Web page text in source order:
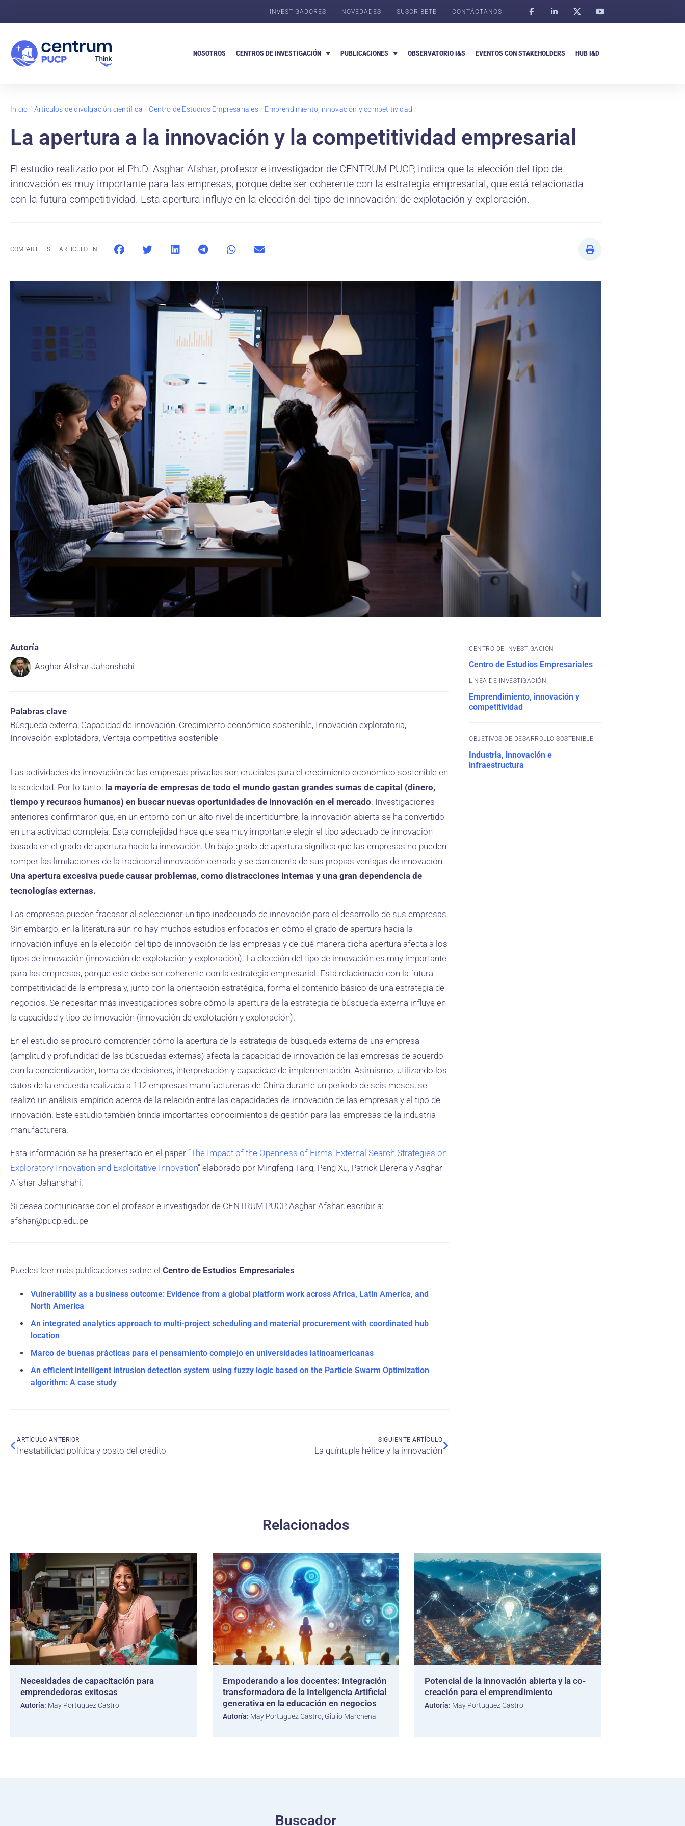
INVESTIGADORES NOVEDADES SUSCRÍBETE CONTÁCTANOS
NOSOTROS CENTROS DE INVESTIGACIÓN PUBLICACIONES OBSERVATORIO I&S EVENTOS CON STAKEHOLDERS HUB I&D
Inicio / Artículos de divulgación científica / Centro de Estudios Empresariales/ Emprendimiento, innovación y competitividad /
La apertura a la innovación y la competitividad empresarial
El estudio realizado por el Ph.D. Asghar Afshar, profesor e investigador de CENTRUM PUCP, indica que la elección del tipo de
innovación es muy importante para las empresas, porque debe ser coherente con la estrategia empresarial, que está relacionada
con la futura competitividad. Esta apertura influye en la elección del tipo de innovación: de explotación y exploración.
COMPARTE ESTE ARTÍCULO EN
Autoría
Asghar Afshar Jahanshahi
Palabras clave
Búsqueda externa, Capacidad de innovación, Crecimiento económico sostenible, Innovación exploratoria,
Innovación explotadora, Ventaja competitiva sostenible
Las actividades de innovación de las empresas privadas son cruciales para el crecimiento económico sostenible en
la sociedad. Por lo tanto, la mayoría de empresas de todo el mundo gastan grandes sumas de capital (dinero,
tiempo y recursos humanos) en buscar nuevas oportunidades de innovación en el mercado. Investigaciones
anteriores confirmaron que, en un entorno con un alto nivel de incertidumbre, la innovación abierta se ha convertido
en una actividad compleja. Esta complejidad hace que sea muy importante elegir el tipo adecuado de innovación
basada en el grado de apertura hacia la innovación. Un bajo grado de apertura significa que las empresas no pueden
romper las limitaciones de la tradicional innovación cerrada y se dan cuenta de sus propias ventajas de innovación.
Una apertura excesiva puede causar problemas, como distracciones internas y una gran dependencia de
tecnologías externas.
Las empresas pueden fracasar al seleccionar un tipo inadecuado de innovación para el desarrollo de sus empresas.
Sin embargo, en la literatura aún no hay muchos estudios enfocados en cómo el grado de apertura hacia la
innovación influye en la elección del tipo de innovación de las empresas y de qué manera dicha apertura afecta a los
tipos de innovación (innovación de explotación y exploración). La elección del tipo de innovación es muy importante
para las empresas, porque este debe ser coherente con la estrategia empresarial. Está relacionado con la futura
competitividad de la empresa y, junto con la orientación estratégica, forma el contenido básico de una estrategia de
negocios. Se necesitan más investigaciones sobre cómo la apertura de la estrategia de búsqueda externa influye en
la capacidad y tipo de innovación (innovación de explotación y exploración).
En el estudio se procuró comprender cómo la apertura de la estrategia de búsqueda externa de una empresa
(amplitud y profundidad de las búsquedas externas) afecta la capacidad de innovación de las empresas de acuerdo
con la concientización, toma de decisiones, interpretación y capacidad de implementación. Asimismo, utilizando los
datos de la encuesta realizada a 112 empresas manufactureras de China durante un período de seis meses, se
realizó un análisis empírico acerca de la relación entre las capacidades de innovación de las empresas y el tipo de
innovación. Este estudio también brinda importantes conocimientos de gestión para las empresas de la industria
manufacturera.
Esta información se ha presentado en el paper “The Impact of the Openness of Firms’ External Search Strategies on
Exploratory Innovation and Exploitative Innovation” elaborado por Mingfeng Tang, Peng Xu, Patrick Llerena y Asghar
Afshar Jahanshahi.
Si desea comunicarse con el profesor e investigador de CENTRUM PUCP, Asghar Afshar, escribir a:
afshar@pucp.edu.pe
Puedes leer más publicaciones sobre el Centro de Estudios Empresariales
Vulnerability as a business outcome: Evidence from a global platform work across Africa, Latin America, and
North America
An integrated analytics approach to multi-project scheduling and material procurement with coordinated hub
location
Marco de buenas prácticas para el pensamiento complejo en universidades latinoamericanas
An efficient intelligent intrusion detection system using fuzzy logic based on the Particle Swarm Optimization
algorithm: A case study
CENTRO DE INVESTIGACIÓN
Centro de Estudios Empresariales
Emprendimiento, innovación y
competitividad
OBJETIVOS DE DESARROLLO SOSTENIBLE
Industria, innovación e
infraestructura
ARTÍCULO ANTERIOR
Inestabilidad política y costo del crédito
SIGUIENTE ARTÍCULO
La quíntuple hélice y la innovación
Relacionados
Necesidades de capacitación para
emprendedoras exitosas
Autoría: May Portuguez Castro
Empoderando a los docentes: Integración
transformadora de la Inteligencia Artificial
generativa en la educación en negocios
Autoría: May Portuguez Castro, Giulio Marchena
Potencial de la innovación abierta y la co-
creación para el emprendimiento
Autoría: May Portuguez Castro
Buscador